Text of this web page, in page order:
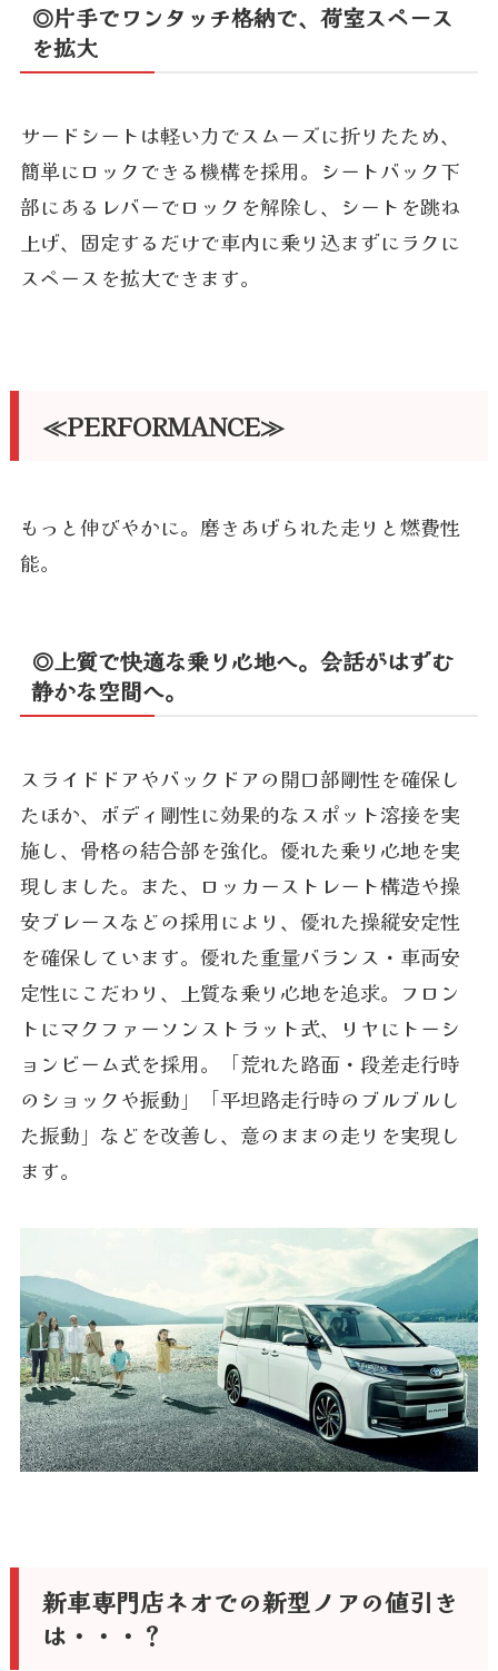
◎片手でワンタッチ格納で、荷室スペース
を拡大
サードシートは軽い力でスムーズに折りたため、
簡単にロックできる機構を採用。シートバック下
部にあるレバーでロックを解除し、シートを跳ね
上げ、固定するだけで車内に乗り込まずにラクに
スペースを拡大できます。
≪PERFORMANCE≫
もっと伸びやかに。磨きあげられた走りと燃費性
能。
◎上質で快適な乗り心地へ。会話がはずむ
静かな空間へ。
スライドドアやバックドアの開口部剛性を確保し
たほか、ボディ剛性に効果的なスポット溶接を実
施し、骨格の結合部を強化。優れた乗り心地を実
現しました。また、ロッカーストレート構造や操
安ブレースなどの採用により、優れた操縦安定性
を確保しています。優れた重量バランス・車両安
定性にこだわり、上質な乗り心地を追求。フロン
トにマクファーソンストラット式、リヤにトーシ
ョンビーム式を採用。「荒れた路面・段差走行時
のショックや振動」「平坦路走行時のブルブルし
た振動」などを改善し、意のままの走りを実現し
ます。
新車専門店ネオでの新型ノアの値引き
は・・・？